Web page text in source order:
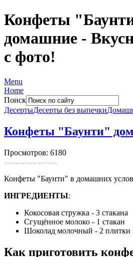
Конфеты
домашние -
с фото!
Menu
Home
Поиск
ДесертыДесерты без выпечки
Конфеты "Баунти"
Просмотров: 6180
Социальные кнопки для Joomla
Конфеты "Баунти" в домашних
ИНГРЕДИЕНТЫ:
Кокосовая стружка - 3 стакана
Сгущённое молоко - 1 стакан
Шоколад молочный - 2 плитки
Как приготовить